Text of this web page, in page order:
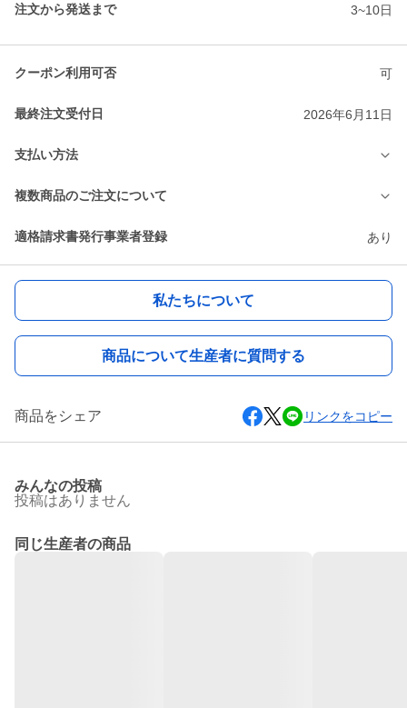
注文から発送まで 3~10日
クーポン利用可否 可
最終注文受付日 2026年6月11日
支払い方法
複数商品のご注文について
適格請求書発行事業者登録 あり
私たちについて
商品について生産者に質問する
商品をシェア リンクをコピー
みんなの投稿
投稿はありません
同じ生産者の商品